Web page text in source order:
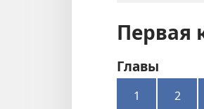
Первая
Главы
1 2